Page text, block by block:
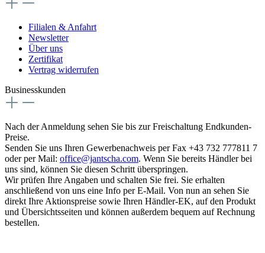
Filialen & Anfahrt
Newsletter
Über uns
Zertifikat
Vertrag widerrufen
Businesskunden
Nach der Anmeldung sehen Sie bis zur Freischaltung Endkunden-
Preise.
Senden Sie uns Ihren Gewerbenachweis per Fax +43 732 777811 7
oder per Mail: office@jantscha.com. Wenn Sie bereits Händler bei
uns sind, können Sie diesen Schritt überspringen.
Wir prüfen Ihre Angaben und schalten Sie frei. Sie erhalten
anschließend von uns eine Info per E-Mail. Von nun an sehen Sie
direkt Ihre Aktionspreise sowie Ihren Händler-EK, auf den Produkt
und Übersichtsseiten und können außerdem bequem auf Rechnung
bestellen.